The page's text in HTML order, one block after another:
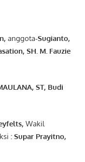
, anggota-Sugianto,
, SH. M. Fauzie
ST, Budi
Wakil
: Supar Prayitno,